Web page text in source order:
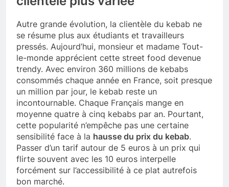
Autre grande évolution, la clientèle du kebab ne
se résume plus aux étudiants et travailleurs
pressés. Aujourd’hui, monsieur et madame Tout-
le-monde apprécient cette street food devenue
trendy. Avec environ 360 millions de kebabs
consommés chaque année en France, soit presque
un million par jour, le kebab reste un
incontournable. Chaque Français mange en
moyenne quatre à cinq kebabs par an. Pourtant,
cette popularité n’empêche pas une certaine
sensibilité face à la hausse du prix du kebab.
Passer d’un tarif autour de 5 euros à un prix qui
flirte souvent avec les 10 euros interpelle
forcément sur l’accessibilité à ce plat autrefois
bon marché.